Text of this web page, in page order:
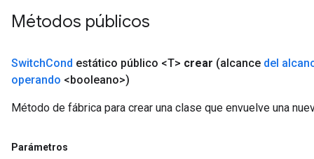
Métodos públicos
SwitchCond estático público <T> crear (alcance del
operando <booleano>)
Método de fábrica para crear una clase que envuelve una
Parámetros